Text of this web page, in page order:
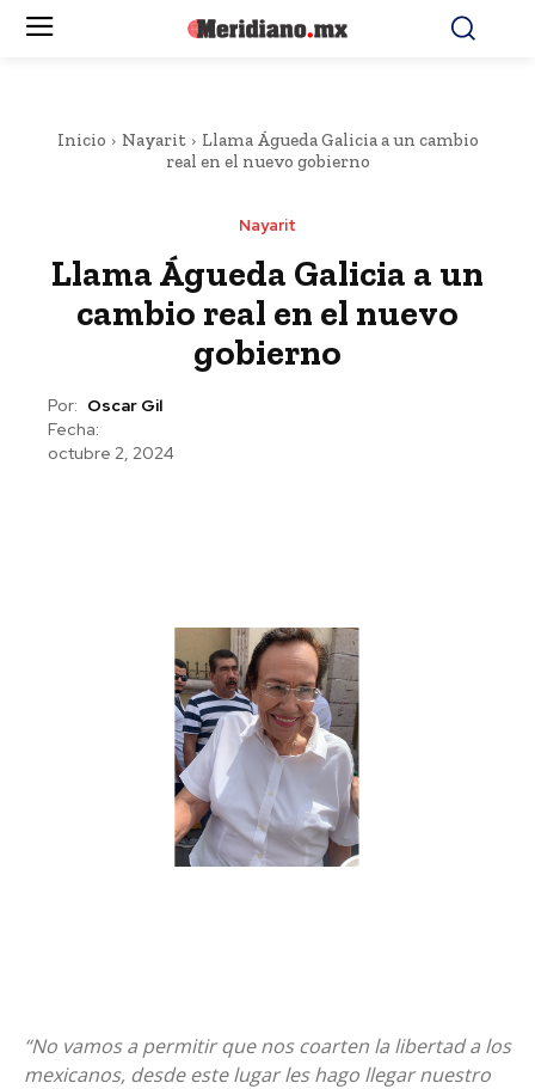
Inicio Nayarit
Llama Águeda Galicia a un cambio
real en el nuevo gobierno
Nayarit
Llama Águeda Galicia a un
cambio real en el nuevo
gobierno
Por: Oscar Gil
Fecha:
octubre 2, 2024
“No vamos a permitir que nos coarten la libertad a los
mexicanos, desde este lugar les hago llegar nuestro